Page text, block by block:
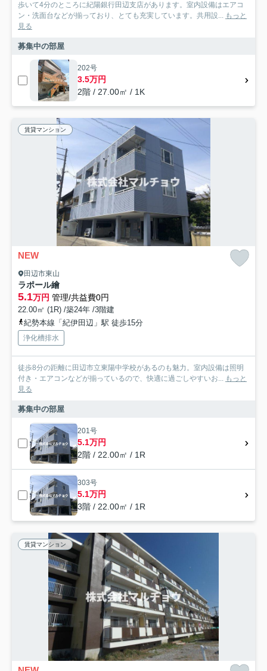
歩いて4分のところに紀陽銀行田辺支店があります。室内設備はエアコ
ン・洗面台などが揃っており、とても充実しています。共用設... もっと
見る
募集中の部屋
202号
3.5万円
2階 / 27.00㎡ / 1K
賃貸マンション
NEW
田辺市東山
ラポール繪
5.1万円 管理/共益費0円
22.00㎡ (1R) /築24年 /3階建
紀勢本線「紀伊田辺」駅 徒歩15分
浄化槽排水
徒歩8分の距離に田辺市立東陽中学校があるのも魅力。室内設備は照明
付き・エアコンなどが揃っているので、快適に過ごしやすいお... もっと
見る
募集中の部屋
201号
5.1万円
2階 / 22.00㎡ / 1R
303号
5.1万円
3階 / 22.00㎡ / 1R
賃貸マンション